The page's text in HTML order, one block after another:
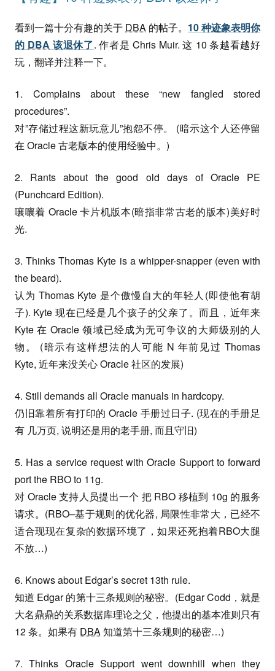
看到一篇十分有趣的关于 DBA 的帖子。 10 种迹象表明你
的 DBA 该退休了. 作者是 Chris Muir. 这 10 条越看越好
玩，翻译并注释一下。
1. Complains about these “new fangled stored
procedures”.
对”存储过程这新玩意儿”抱怨不停。 (暗示这个人还停留
在 Oracle 古老版本的使用经验中。)
2. Rants about the good old days of Oracle PE
(Punchcard Edition).
嚷嚷着 Oracle 卡片机版本(暗指非常古老的版本)美好时
光.
3. Thinks Thomas Kyte is a whipper-snapper (even with
the beard).
认为 Thomas Kyte 是个傲慢自大的年轻人(即使他有胡
子). Kyte 现在已经是几个孩子的父亲了。而且，近年来
Kyte 在 Oracle 领域已经成为无可争议的大师级别的人
物。 (暗示有这样想法的人可能 N 年前见过 Thomas
Kyte, 近年来没关心 Oracle 社区的发展)
4. Still demands all Oracle manuals in hardcopy.
仍旧靠着所有打印的 Oracle 手册过日子. (现在的手册足
有 几万页, 说明还是用的老手册, 而且守旧)
5. Has a service request with Oracle Support to forward
port the RBO to 11g.
对 Oracle 支持人员提出一个 把 RBO 移植到 10g 的服务
请求。(RBO–基于规则的优化器, 局限性非常大，已经不
适合现现在复杂的数据环境了，如果还死抱着RBO大腿
不放…)
6. Knows about Edgar’s secret 13th rule.
知道 Edgar 的第十三条规则的秘密。(Edgar Codd，就是
大名鼎鼎的关系数据库理论之父，他提出的基本准则只有
12 条。如果有 DBA知道第十三条规则的秘密…)
7. Thinks Oracle Support went downhill when they